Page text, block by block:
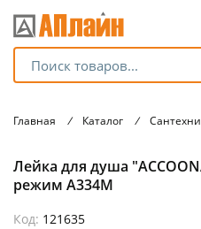
Главная / Каталог /
Лейка для душа
режим A334M
Код: 121635
оплатуна
без переплат